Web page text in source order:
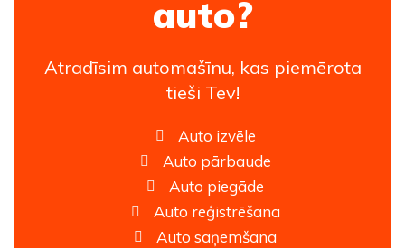
auto?
Atradīsim automašīnu, kas piemērota
tieši Tev!
Auto izvēle
Auto pārbaude
Auto piegāde
Auto reģistrēšana
Auto saņemšana